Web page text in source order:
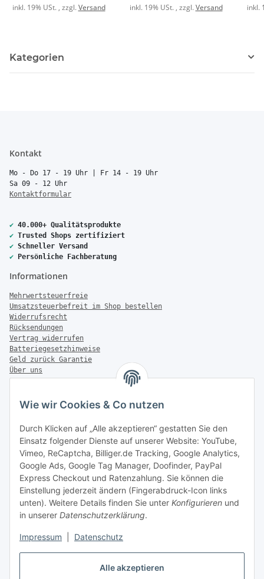
Alle akzeptieren
Wie wir Cookies & Co nutzen
Durch Klicken auf „Alle akzeptieren“ gestatten Sie den
Einsatz folgender Dienste auf unserer Website: YouTube,
Vimeo, ReCaptcha, Billiger.de Tracking, Google Analytics,
Google Ads, Google Tag Manager, Doofinder, PayPal
Express Checkout und Ratenzahlung. Sie können die
Einstellung jederzeit ändern (Fingerabdruck-Icon links
unten). Weitere Details finden Sie unter Konfigurieren und
in unserer Datenschutzerklärung.
Impressum Datenschutz
inkl. 19% USt. , zzgl.Versand inkl. 19% USt. , zzgl.Versand inkl.
Kategorien
Kontakt
Mo - Do 17 - 19 Uhr | Fr 14 - 19 Uhr
Sa 09 - 12 Uhr
Kontaktformular
✔ 40.000+ Qualitätsprodukte
✔ Trusted Shops zertifiziert
✔ Schneller Versand
✔ Persönliche Fachberatung
Informationen
Mehrwertsteuerfreie
Umsatzsteuerbefreit im Shop bestellen
Widerrufsrecht
Rücksendungen
Vertrag widerrufen
Batteriegesetzhinweise
Geld zurück Garantie
Über uns
FAQ
Zahlung & Versand
Versandinformationen
Sonstiges